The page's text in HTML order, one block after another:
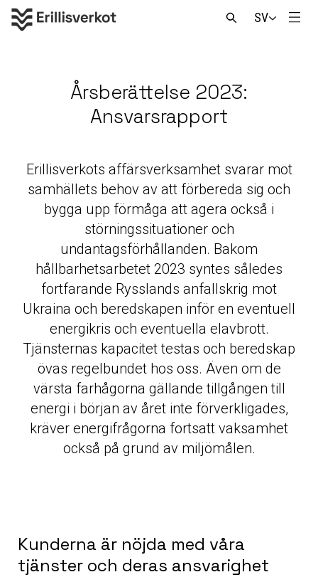
SV
Open
Årsberättelse 2023:
Ansvarsrapport
Erillisverkots affärsverksamhet svarar mot
samhällets behov av att förbereda sig och
bygga upp förmåga att agera också i
störningssituationer och
undantagsförhållanden. Bakom
hållbarhetsarbetet 2023 syntes således
fortfarande Rysslands anfallskrig mot
Ukraina och beredskapen inför en eventuell
energikris och eventuella elavbrott.
Tjänsternas kapacitet testas och beredskap
övas regelbundet hos oss. Även om de
värsta farhågorna gällande tillgången till
energi i början av året inte förverkligades,
kräver energifrågorna fortsatt vaksamhet
också på grund av miljömålen.
Kunderna är nöjda med våra
tjänster och deras ansvarighet